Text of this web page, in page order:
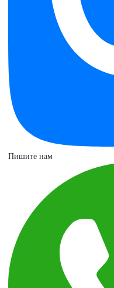
Пишите нам